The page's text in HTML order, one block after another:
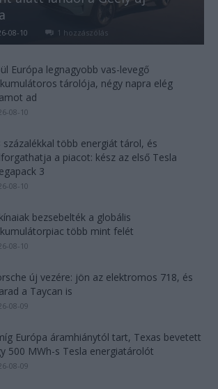
08-10 1 hozzászólás
Európa legnagyobb vas-levegő
tárolója, négy napra elég
ad
08-10
százalékkal több energiát tárol, és
a piacot: kész az első Tesla
3
08-10
bezsebelték a globális
több mint felét
08-10
új vezére: jön az elektromos 718, és
a Taycan is
08-09
Európa áramhiánytól tart, Texas bevetett
500 MWh-s Tesla energiatárolót
08-09